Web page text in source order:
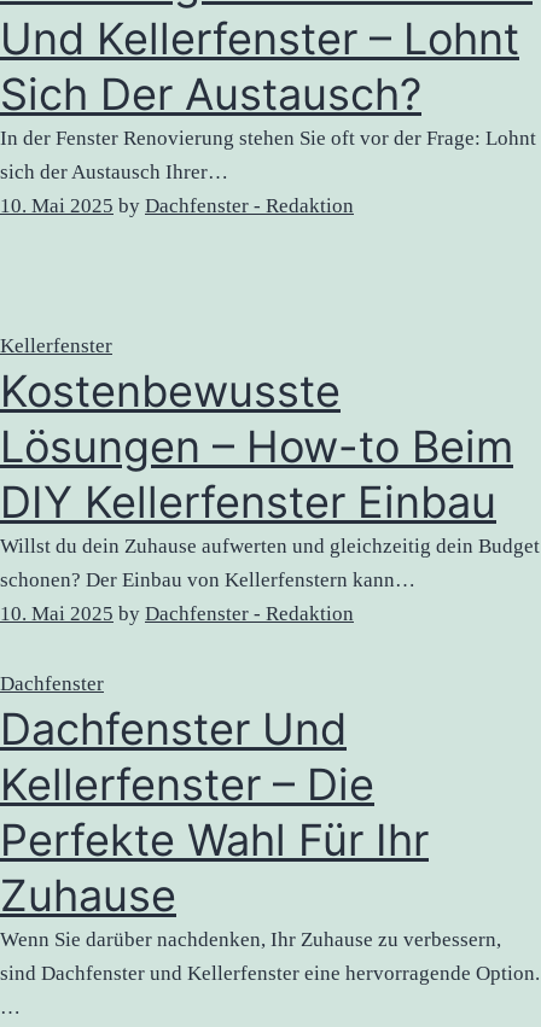
Und Kellerfenster – Lohnt
Sich Der Austausch?
In der Fenster Renovierung stehen Sie oft vor der Frage: Lohnt
sich der Austausch Ihrer…
10. Mai 2025 by Dachfenster - Redaktion
Kellerfenster
Kostenbewusste
Lösungen – How-to Beim
DIY Kellerfenster Einbau
Willst du dein Zuhause aufwerten und gleichzeitig dein Budget
schonen? Der Einbau von Kellerfenstern kann…
10. Mai 2025 by Dachfenster - Redaktion
Dachfenster
Dachfenster Und
Kellerfenster – Die
Perfekte Wahl Für Ihr
Zuhause
Wenn Sie darüber nachdenken, Ihr Zuhause zu verbessern,
sind Dachfenster und Kellerfenster eine hervorragende Option.
…